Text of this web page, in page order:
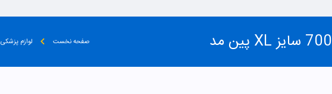
صفحه نخست لوازم پزشکی